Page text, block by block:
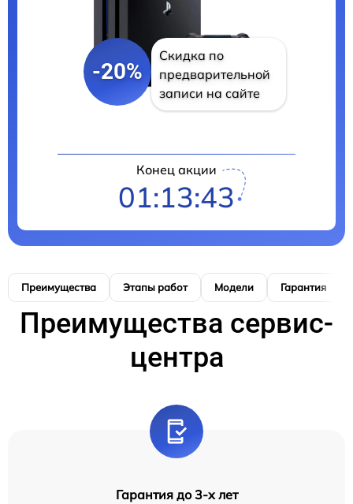
-20%
Скидка по
предварительной
записи на сайте
Конец акции
01:13:42
Преимущества Этапы работ Модели Гарантия
Преимущества сервис-
центра
Гарантия до 3-х лет